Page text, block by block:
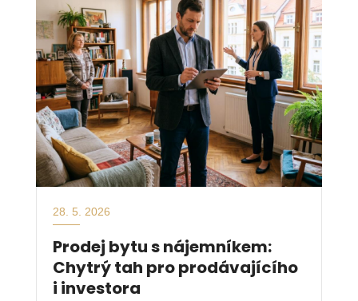
28. 5. 2026
Prodej bytu s nájemníkem:
Chytrý tah pro prodávajícího
i investora